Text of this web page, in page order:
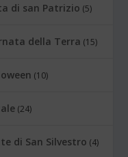
di san Patrizio (5)
della Terra (15)
(10)
(24)
di San Silvestro (4)